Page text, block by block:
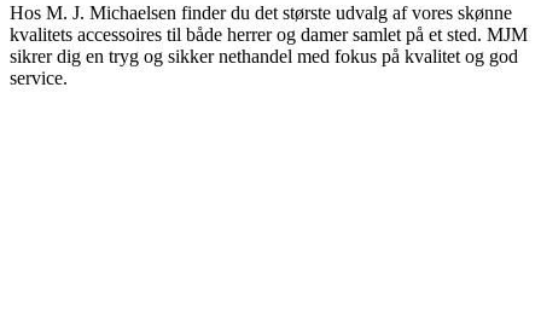
Hos M. J. Michaelsen finder du det største udvalg af vores skønne
kvalitets accessoires til både herrer og damer samlet på et sted. MJM
sikrer dig en tryg og sikker nethandel med fokus på kvalitet og god
service.